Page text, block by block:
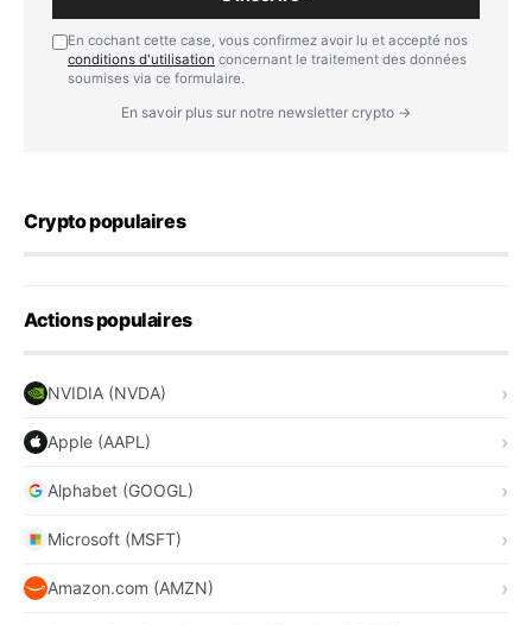
En cochant cette case, vous confirmez avoir lu et accepté nos
conditions d'utilisation concernant le traitement des données
soumises via ce formulaire.
En savoir plus sur notre newsletter crypto →
Crypto populaires
Actions populaires
NVIDIA (NVDA)
Apple (AAPL)
Alphabet (GOOGL)
Microsoft (MSFT)
Amazon.com (AMZN)